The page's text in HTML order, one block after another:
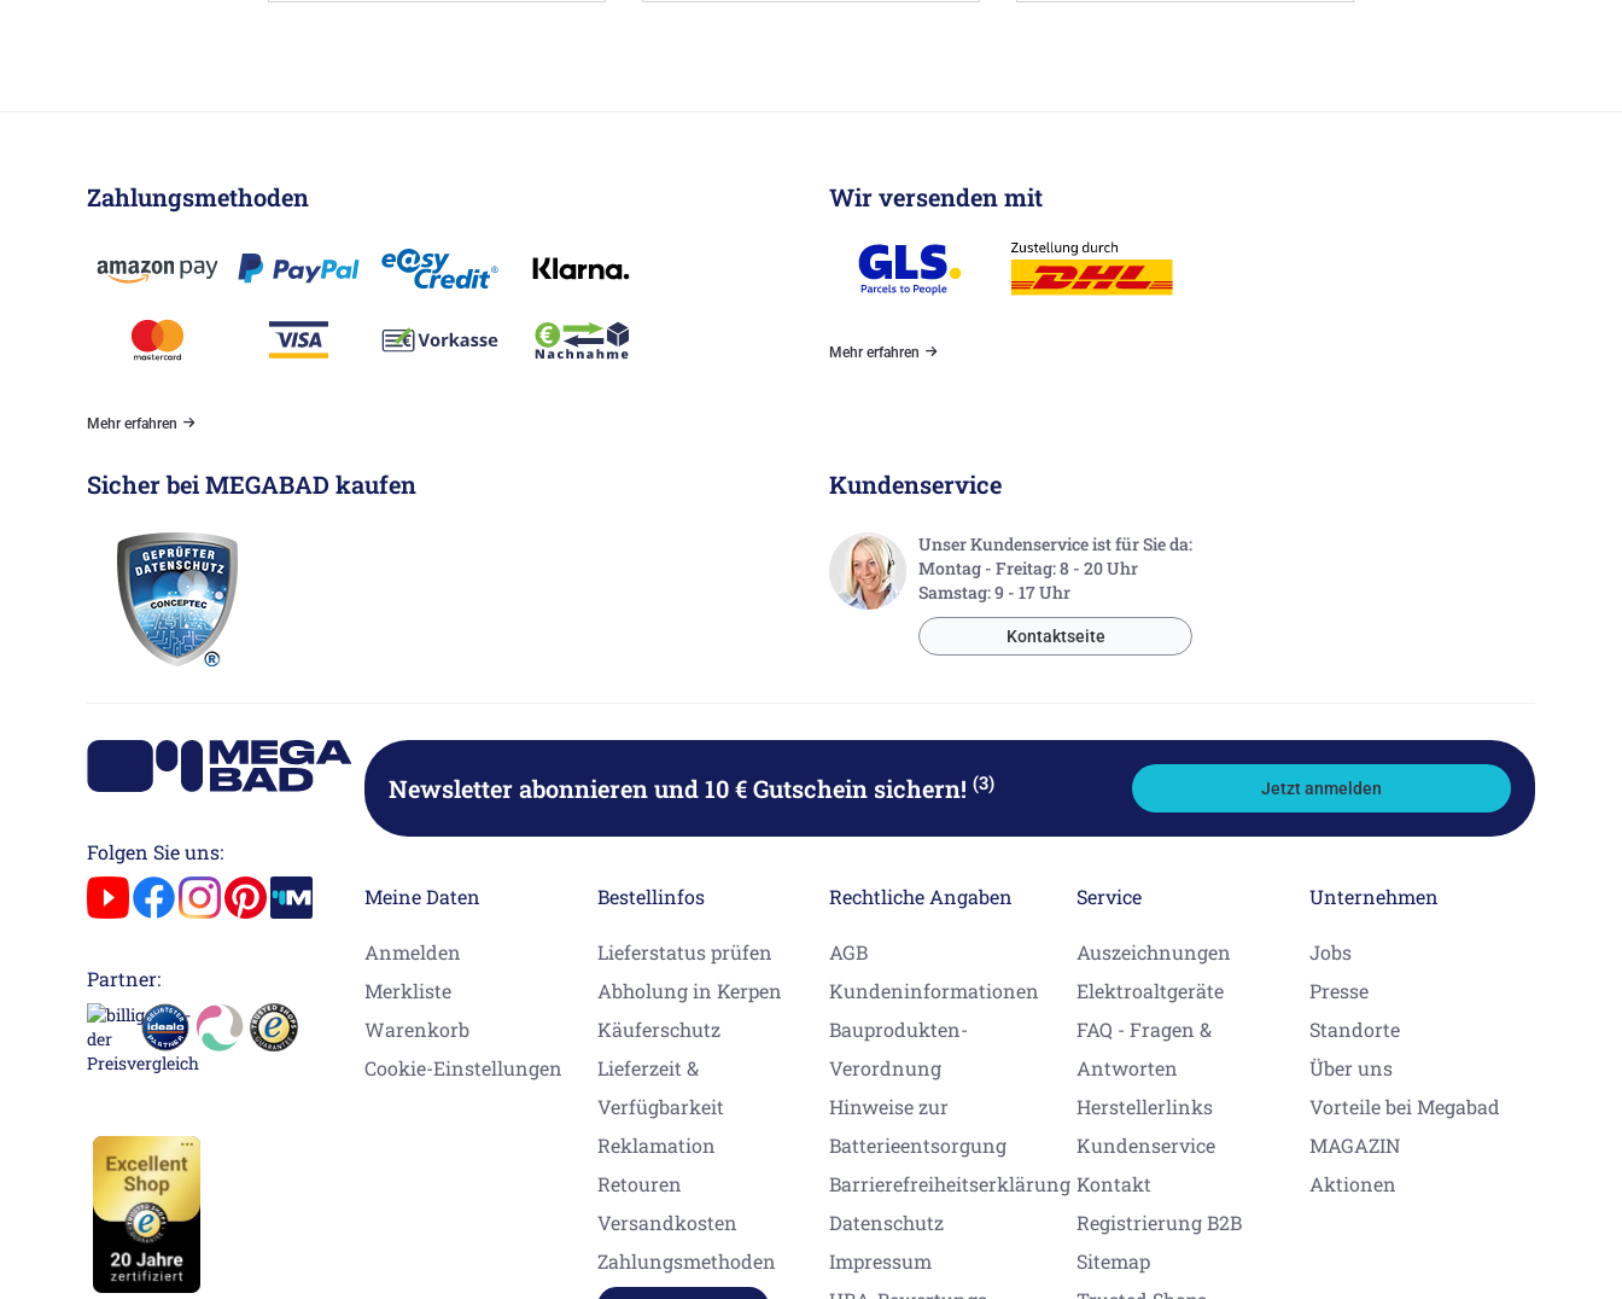
Zahlungsmethoden
Mehr erfahren
Wir versenden mit
Mehr erfahren
Sicher bei MEGABAD kaufen Kundenservice
Unser Kundenservice ist für Sie da:
Montag - Freitag: 8 - 20 Uhr
Samstag: 9 - 17 Uhr
Kontaktseite
Folgen Sie uns:
Partner:
Newsletter abonnierenund 10 € Gutschein sichern! (3) Jetzt anmelden
Meine Daten
Anmelden
Merkliste
Warenkorb
Cookie-Einstellungen
Bestellinfos
Lieferstatus prüfen
Abholung in Kerpen
Käuferschutz
Lieferzeit &
Verfügbarkeit
Reklamation
Retouren
Versandkosten
Zahlungsmethoden
Rechtliche Angaben
AGB
Kundeninformationen
Bauprodukten-
Verordnung
Hinweise zur
Batterieentsorgung
Barrierefreiheitserklärung
Datenschutz
Impressum
Service
Auszeichnungen
Elektroaltgeräte
FAQ - Fragen &
Antworten
Herstellerlinks
Kundenservice
Kontakt
Registrierung B2B
Sitemap
Unternehmen
Jobs
Presse
Standorte
Über uns
Vorteile bei Megabad
MAGAZIN
Aktionen